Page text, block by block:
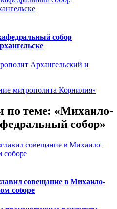
собор
Архангельский и
митрополита Корнилия»
по теме: «Михаило-
собор»
совещание в Михаило-
соборе